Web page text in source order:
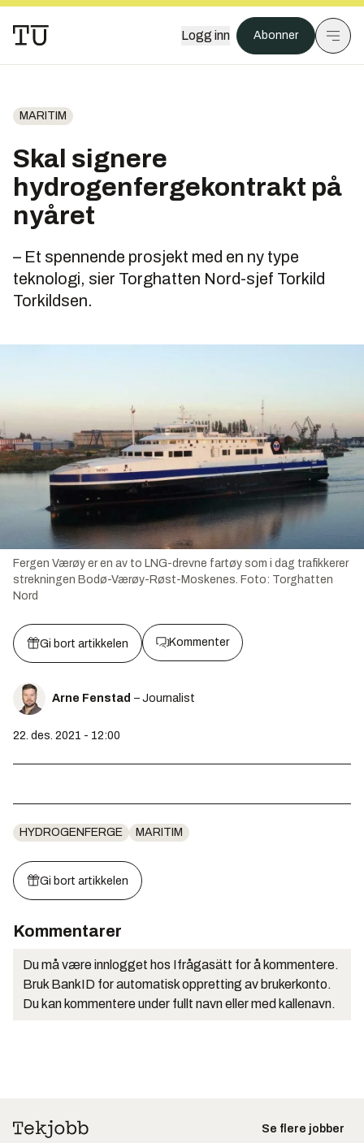
Logg inn Abonner
MARITIM
Skal signere
hydrogenfergekontrakt på
nyåret
– Et spennende prosjekt med en ny type
teknologi, sier Torghatten Nord-sjef Torkild
Torkildsen.
Fergen Værøy er en av to LNG-drevne fartøy som i dag trafikkerer
strekningen Bodø-Værøy-Røst-Moskenes. Foto: Torghatten
Nord
Gi bort artikkelen Kommenter
Arne Fenstad – Journalist
22. des. 2021 - 12:00
HYDROGENFERGE MARITIM
Gi bort artikkelen
Kommentarer
Du må være innlogget hos Ifrågasätt for å kommentere.
Bruk BankID for automatisk oppretting av brukerkonto.
Du kan kommentere under fullt navn eller med kallenavn.
Se flere jobber